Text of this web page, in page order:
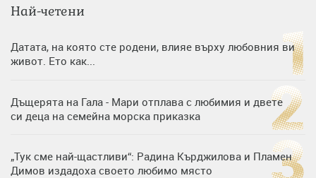
Най-четени
Датата, на която сте родени, влияе върху любовния ви
живот. Ето как...
Дъщерята на Гала - Мари отплава с любимия и двете
си деца на семейна морска приказка
„Тук сме най-щастливи“: Радина Кърджилова и Пламен
Димов издадоха своето любимо място